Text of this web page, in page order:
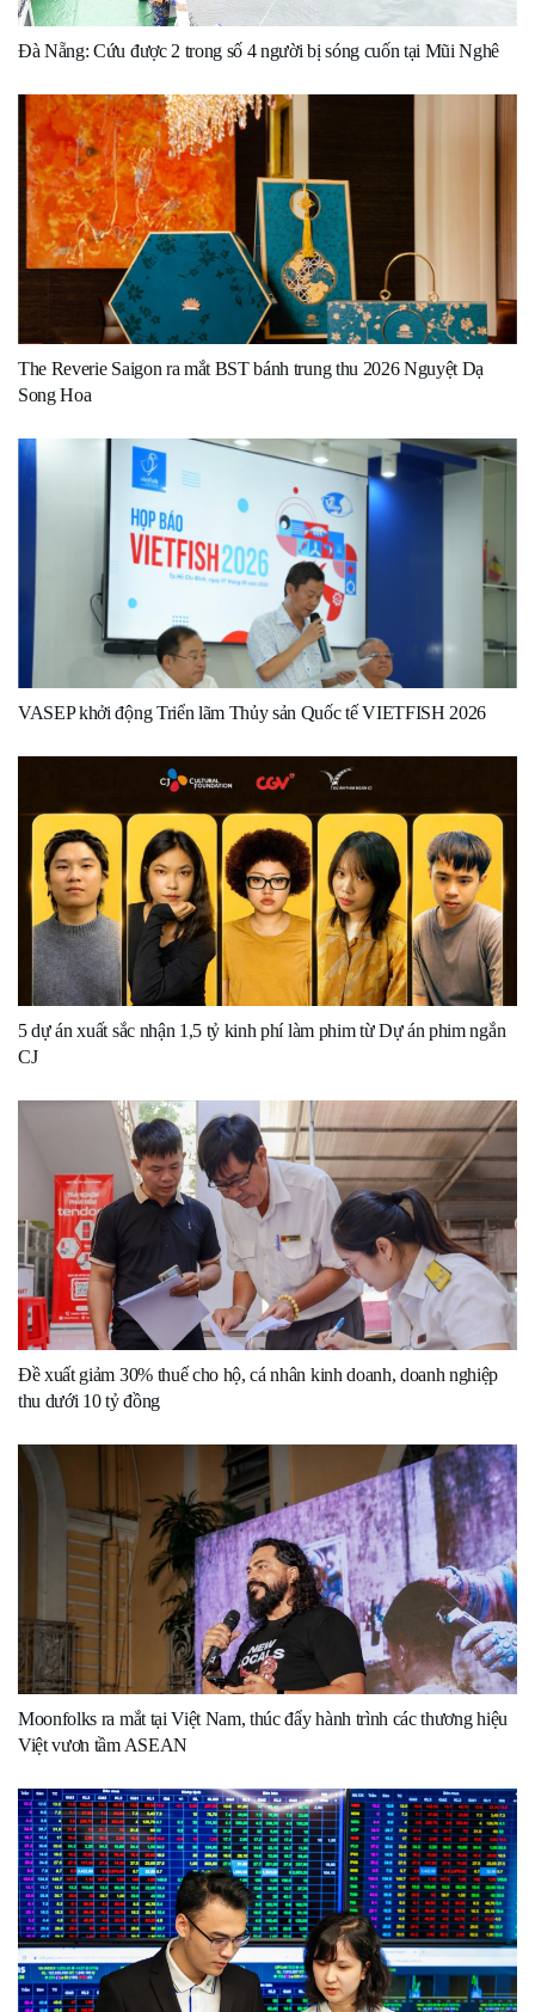
Đà Nẵng: Cứu được 2 trong số 4 người bị sóng cuốn tại Mũi Nghê
The Reverie Saigon ra mắt BST bánh trung thu 2026 Nguyệt Dạ
Song Hoa
VASEP khởi động Triển lãm Thủy sản Quốc tế VIETFISH 2026
5 dự án xuất sắc nhận 1,5 tỷ kinh phí làm phim từ Dự án phim ngắn
CJ
Đề xuất giảm 30% thuế cho hộ, cá nhân kinh doanh, doanh nghiệp
thu dưới 10 tỷ đồng
Moonfolks ra mắt tại Việt Nam, thúc đẩy hành trình các thương hiệu
Việt vươn tầm ASEAN